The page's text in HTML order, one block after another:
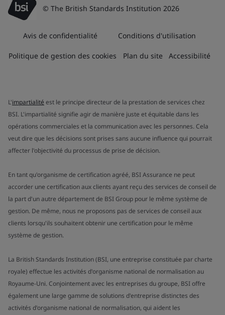
© The British Standards Institution 2026
Avis de confidentialité Conditions d'utilisation
Politique de gestion des cookies Plan du site Accessibilité
L'impartialité est le principe directeur de la prestation de services chez
BSI. L'impartialité signifie agir de manière juste et équitable dans les
opérations commerciales et la communication avec les personnes. Cela
veut dire que les décisions sont prises sans aucune influence qui pourrait
affecter l'objectivité du processus de prise de décision.
En tant qu'organisme de certification agréé, BSI Assurance ne peut
accorder une certification aux clients ayant reçu des services de conseil de
la part d'un autre département de BSI Group pour le même système de
gestion. De même, nous ne proposons pas de services de conseil aux
clients lorsqu'ils souhaitent obtenir une certification pour le même
système de gestion.
La British Standards Institution (BSI, une entreprise constituée par charte
royale) effectue les activités d'organisme national de normalisation au
Royaume-Uni. Conjointement avec les entreprises du groupe, BSI offre
également une large gamme de solutions d'entreprise distinctes des
activités d'organisme national de normalisation, qui aident les